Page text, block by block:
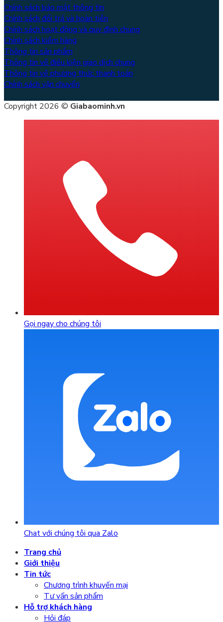
Chính sách bảo mật thông tin
Chính sách đổi trả và hoàn tiền
Chính sách hoạt động và quy định chung
Chính sách kiểm hàng
Thông tin sản phẩm
Thông tin về điều kiện giao dịch chung
Thông tin về phương thức thanh toán
Chính sách vận chuyển
Copyright 2026 © Giabaominh.vn
Gọi ngay cho chúng tôi
Chat với chúng tôi qua Zalo
Trang chủ
Giới thiệu
Tin tức
Chương trình khuyến mại
Tư vấn sản phẩm
Hỗ trợ khách hàng
Hỏi đáp